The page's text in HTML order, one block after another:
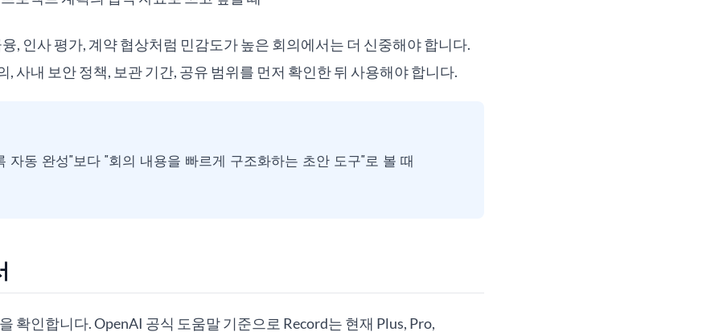
, 인사 평가, 계약 협상처럼 민감도가 높은 회의에서는 더 신중해야 합니다.
, 사내 보안 정책, 보관 기간, 공유 범위를 먼저 확인한 뒤 사용해야 합니다.
자동 완성"보다 "회의 내용을 빠르게 구조화하는 초안 도구"로 볼 때
확인합니다. OpenAI 공식 도움말 기준으로 Record는 현재 Plus, Pro,